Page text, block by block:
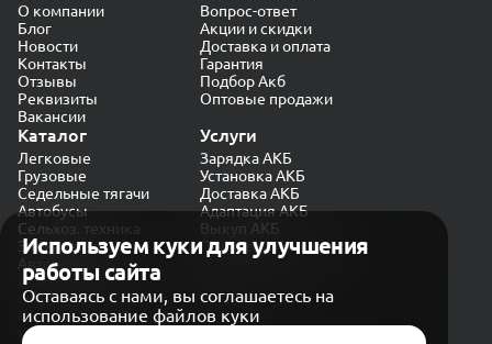
Используем куки для улучшения
работы сайта
Оставаясь с нами, вы соглашаетесь на
использование файлов куки
О компании
Блог
Новости
Контакты
Отзывы
Реквизиты
Вакансии
Вопрос-ответ
Акции и скидки
Доставка и оплата
Гарантия
Подбор Акб
Оптовые продажи
Каталог
Легковые
Грузовые
Седельные тягачи
Автобусы
Сельхоз. техника
Экскаваторы
Автокраны
Услуги
Зарядка АКБ
Установка АКБ
Доставка АКБ
Адаптация АКБ
Выкуп АКБ
Проверка генератора
Политика конфиденциальности
Обработка персональных данных
Согласие на обработку в «Яндекс.Метрика»
Карта сайта